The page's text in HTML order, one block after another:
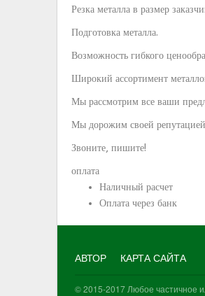
Резка металла в размер
Подготовка металла.
Возможность гибкого
Широкий ассортимент
Мы рассмотрим все ваши
Мы дорожим своей
Звоните, пишите!
оплата
Наличный расчет
Оплата через банк
АВТОР КАРТА САЙТА
© 2015-2017 Любое частичное